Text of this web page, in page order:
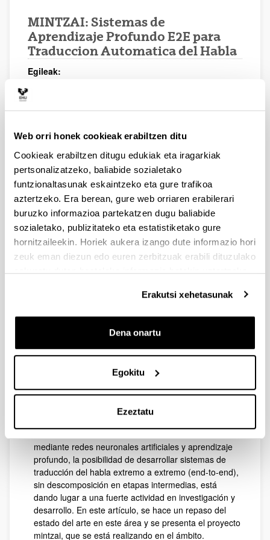
Web orri honek cookieak erabiltzen ditu
Cookieak erabiltzen ditugu edukiak eta iragarkiak
pertsonalizatzeko, baliabide sozialetako
funtzionaltasunak eskaintzeko eta gure trafikoa
aztertzeko. Era berean, gure web orriaren erabilerari
buruzko informazioa partekatzen dugu baliabide
sozialetako, publizitateko eta estatistiketako gure
hornitzaileekin. Horiek aukera izango dute informazio hori
zeuk eman diezun edo euren zerbitzuak erabili dituzulako
eskuratu duten bestelako informazio batekin uztartzeko.
Erakutsi xehetasunak
Dena onartu
Egokitu
Ezeztatu
MINTZAI: Sistemas de
Aprendizaje Profundo E2E para
Traduccion Automatica del Habla
Egileak:
González-Docasal, Jaime Osácar, Edson Benites, Igor
Urtea:
2020
Aldizkaria:
Procesamiento del Lenguaje Natural
Liburukia:
65
Hasierako orria - Amaierako orria:
97 - 100
ISBN/ ISSN:
1135-5948
Deskribapena:
La traducción automática del habla consiste en
de un idioma destino. Sistemas de este tipo tienen
múltiples aplicaciones y son de especial interés en
enfoque estándar en el ámbito se basa en
componentes principales distintos que encadenan el
mediante redes neuronales artificiales y aprendizaje
profundo, la posibilidad de desarrollar sistemas de
traducción del habla extremo a extremo (end-to-end),
sin descomposición en etapas intermedias, está
dando lugar a una fuerte actividad en investigación y
desarrollo. En este artículo, se hace un repaso del
estado del arte en este área y se presenta el proyecto
mintzai, que se está realizando en el ámbito.